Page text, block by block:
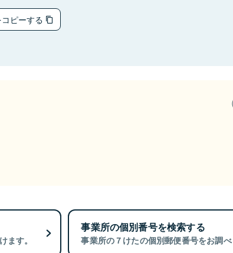
ピーする
ます。
事業所の個別番号を検索する
事業所の７けたの個別郵便番号をお調べ